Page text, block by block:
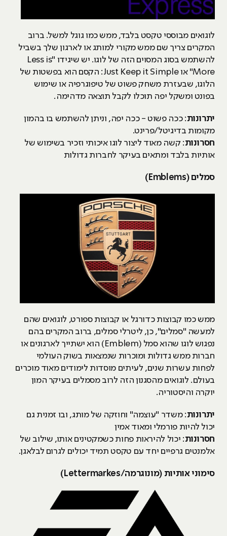
לוגואים מבוססי טקסט בלבד, ממש כמו גוגל למשל. ברוב
המקרים צריך שם ממש מקורי למותג או לארגון שלך בשביל
להשתמש בסוג המסוים הזה של לוגו. יש שיגידו "Less is
More" או Just Keep it Simple: הקסם הוא בפשטות של
הלוגו, שבעזרת משחק פשוט של טיפוגרפיה או שימוש
בפונט ומשקל יפה תוכלו לקבל תוצאה מדהימה.
יתרונות: ככה פשוט - ככה יפה, וניתן להשתמש בו בהמון
מקומות בדיגיטל/פרינט.
חסרונות: קשה מאוד ליצור לוגו איכותי וזכיר בשימוש של
אותיות בלבד ומתאים בעיקר לחברות גדולות
סמלים (Emblems)
ממש כמו קבוצות כדורגל או קבוצות ספורט, לוגואים שהם
למעשה "סמלים", כן, ליטרלי סמלים, ברוב המקרים בהם
נפגוש לוגו שהוא סמל (Emblem) הוא ישתייך לארגונים או
חברות ממש גדולות ומוכרות שנמצאות בשוק העולמי
לפחות עשרות שנים, לעיתים מוסדות לימודים מאוד מוכרים
בעולם. לוגואים מהסגנון הזה לרוב מסמלים בעיקר המון
יוקרה והיסטוריה.
יתרונות: משדר "עוצמה" וחוזקה של מותג, ובו זמנית גם
יכול להיות פורמלי ומאוד אמין
חסרונות: יכול להיראות פחות כשמקטינים אותו, שילוב של
אלמנטים גרפיים יחד עם טקסט תמיד יכולים לגרום לבלאגן.
סימוני אותיות (מונוגרמה/Lettermarkes)